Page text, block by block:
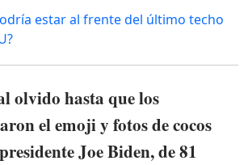
estar al frente del último techo
olvido hasta que los
el emoji y fotos de cocos
Joe Biden, de 81